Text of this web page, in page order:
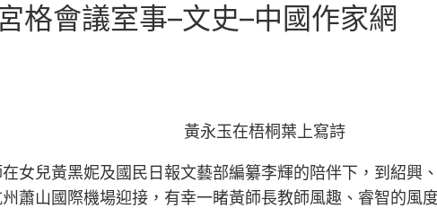
格會議室事–文史–中國作家網
黃永玉在梧桐葉上寫詩
女兒黃黑妮及國民日報文藝部編纂李輝的陪伴下，到紹興
蕭山國際機場迎接，有幸一睹黃師長教師風趣、睿智的風度